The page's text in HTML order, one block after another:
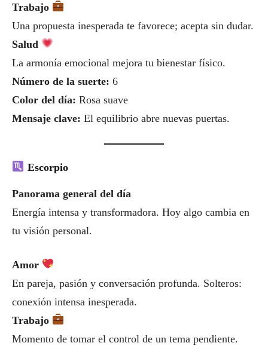
Trabajo
Una propuesta inesperada te favorece; acepta sin dudar.
Salud
La armonía emocional mejora tu bienestar físico.
Número de la suerte: 6
Color del día: Rosa suave
Mensaje clave: El equilibrio abre nuevas puertas.
Escorpio
Panorama general del día
Energía intensa y transformadora. Hoy algo cambia en
tu visión personal.
Amor
En pareja, pasión y conversación profunda. Solteros:
conexión intensa inesperada.
Trabajo
Momento de tomar el control de un tema pendiente.